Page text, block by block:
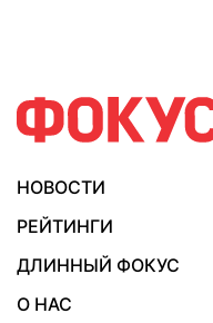
НОВОСТИ
РЕЙТИНГИ
ДЛИННЫЙ ФОКУС
О НАС